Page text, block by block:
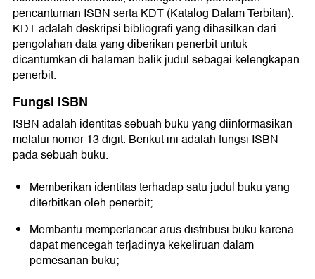
pencantuman ISBN serta KDT (Katalog Dalam Terbitan).
KDT adalah deskripsi bibliografi yang dihasilkan dari
pengolahan data yang diberikan penerbit untuk
dicantumkan di halaman balik judul sebagai kelengkapan
penerbit.
Fungsi ISBN
ISBN adalah identitas sebuah buku yang diinformasikan
melalui nomor 13 digit. Berikut ini adalah fungsi ISBN
pada sebuah buku.
Memberikan identitas terhadap satu judul buku yang
diterbitkan oleh penerbit;
Membantu memperlancar arus distribusi buku karena
dapat mencegah terjadinya kekeliruan dalam
pemesanan buku;